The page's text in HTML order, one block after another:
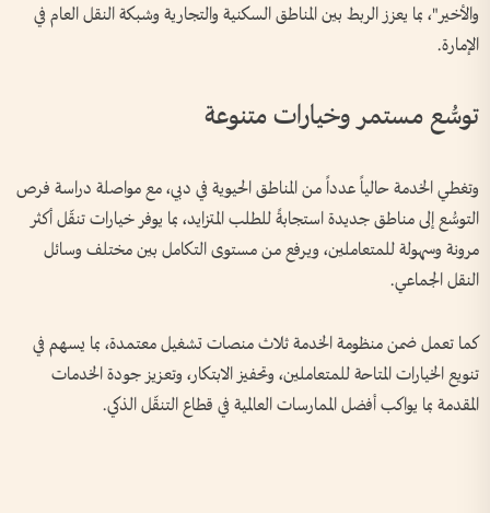
والأخير"، بما يعزز الربط بين المناطق السكنية والتجارية وشبكة النقل العام في
الإمارة.
توسُّع مستمر وخيارات متنوعة
وتغطي الخدمة حالياً عدداً من المناطق الحيوية في دبي، مع مواصلة دراسة فرص
التوسُّع إلى مناطق جديدة استجابةً للطلب المتزايد، بما يوفر خيارات تنقّل أكثر
مرونة وسهولة للمتعاملين، ويرفع من مستوى التكامل بين مختلف وسائل
النقل الجماعي.
كما تعمل ضمن منظومة الخدمة ثلاث منصات تشغيل معتمدة، بما يسهم في
تنويع الخيارات المتاحة للمتعاملين، وتحفيز الابتكار، وتعزيز جودة الخدمات
المقدمة بما يواكب أفضل الممارسات العالمية في قطاع التنقّل الذكي.